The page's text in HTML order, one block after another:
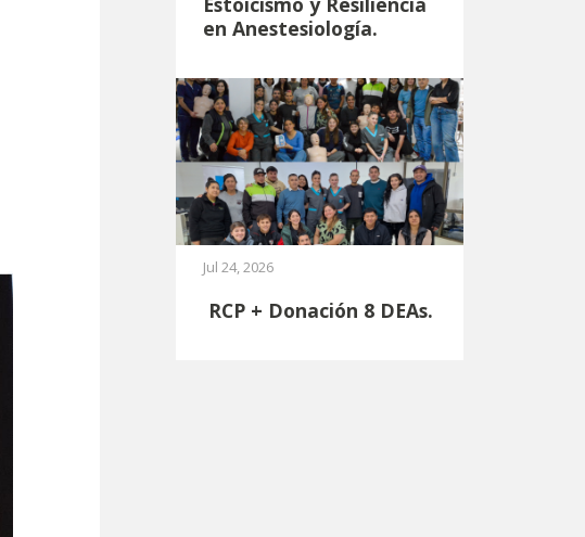
en Anestesiología.
Jul 24, 2026
RCP + Donación 8 DEAs.